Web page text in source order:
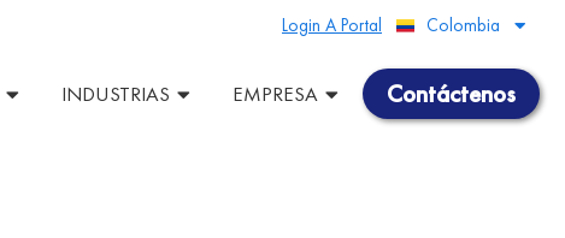
Colombia
Peru
Login A Portal
Contáctenos
INDUSTRIAS EMPRESA